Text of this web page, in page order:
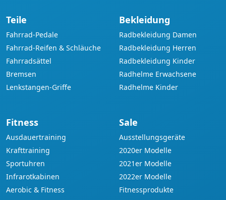
Teile
Fahrrad-Pedale
Fahrrad-Reifen & Schläuche
Fahrradsättel
Bremsen
Lenkstangen-Griffe
Bekleidung
Radbekleidung Damen
Radbekleidung Herren
Radbekleidung Kinder
Radhelme Erwachsene
Radhelme Kinder
Fitness
Ausdauertraining
Krafttraining
Sportuhren
Infrarotkabinen
Aerobic & Fitness
Sale
Ausstellungsgeräte
2020er Modelle
2021er Modelle
2022er Modelle
Fitnessprodukte